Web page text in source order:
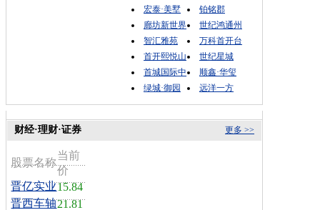
宏泰·美墅
铂铭郡
廊坊新世界
世纪鸿通州
智汇雅苑
万科首开台
首开熙悦山
世纪星城
首城国际中
顺鑫·华玺
绿城·御园
远洋一方
更多 >>
财经·理财·证券
股票名称
当前
价
晋亿实业15.84
晋西车轴21.81